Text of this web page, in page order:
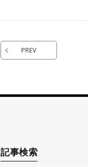
PREV
記事検索